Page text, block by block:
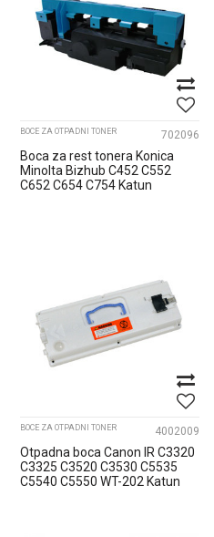
BOCE ZA OTPADNI TONER 702096
Boca za rest tonera Konica
Minolta Bizhub C452 C552
C652 C654 C754 Katun
BOCE ZA OTPADNI TONER 4002009
Otpadna boca Canon IR C3320
C3325 C3520 C3530 C5535
C5540 C5550 WT-202 Katun